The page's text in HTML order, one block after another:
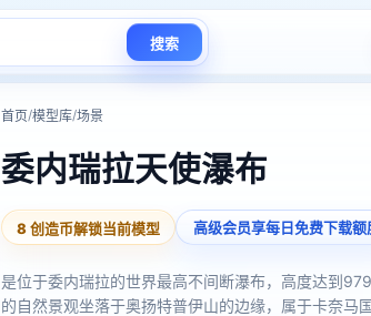
搜索
首页/模型库/场景
委内瑞拉天使瀑布
8 创造币解锁当前模型 高级会员享每日免费下载额
是位于委内瑞拉的世界最高不间断瀑布，高度达到
的自然景观坐落于奥扬特普伊山的边缘，属于卡奈马